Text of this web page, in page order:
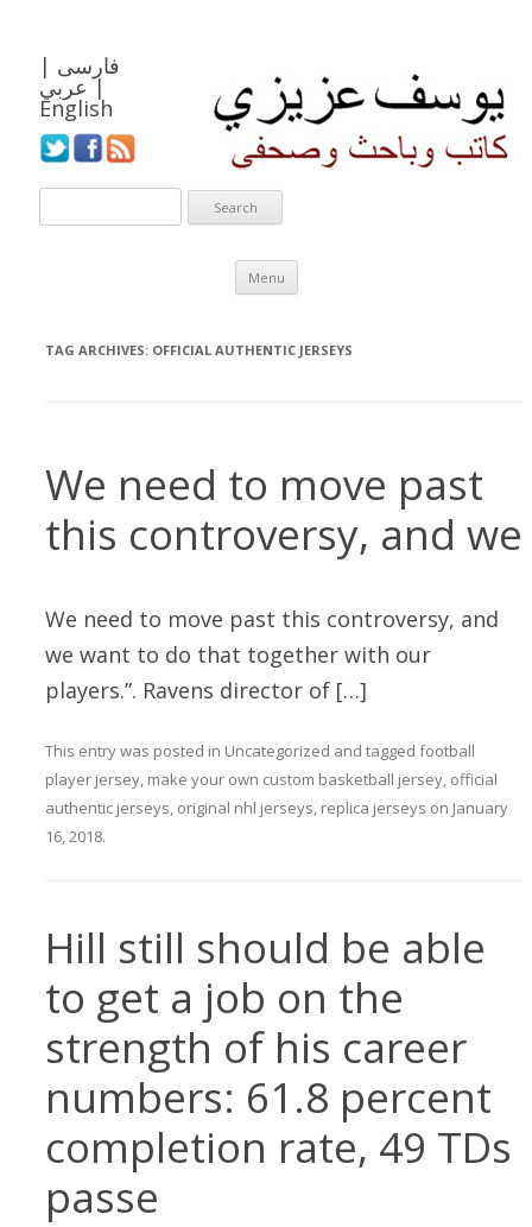
فارسی |
عربي |
English
Menu
Skip to content
TAG ARCHIVES: OFFICIAL AUTHENTIC JERSEYS
We need to move past
this controversy, and we
We need to move past this controversy, and
we want to do that together with our
players.”. Ravens director of […]
This entry was posted in Uncategorized and tagged football
player jersey, make your own custom basketball jersey, official
authentic jerseys, original nhl jerseys, replica jerseys on January
16, 2018.
Hill still should be able
to get a job on the
strength of his career
numbers: 61.8 percent
completion rate, 49 TDs
passe